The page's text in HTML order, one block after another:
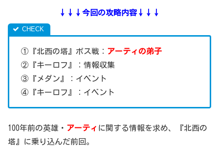
↓↓↓今回の攻略内容↓↓↓
①『北西の塔』ボス戦： アーティの弟子
②『キーロフ』：情報収集
③『メダン』：イベント
④『キーロフ』：イベント
100年前の英雄・ アーティ に関する情報を求め、『北西の
塔』に乗り込んだ前回。